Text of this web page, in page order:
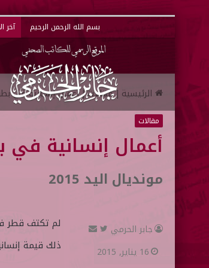
بسم الله الرحمن الرحيم آخر
الرئيسية |مقالات|أعمال إنسانية في
مقالات
أعمال إنسانية في
مونديال اليد 2015
لم تكتف قطر
ذلك قيمة
جابر الحرمي
ت
16 يناير, 2015